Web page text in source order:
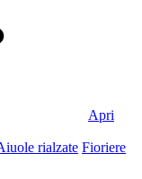
Apri
rialzate Fioriere